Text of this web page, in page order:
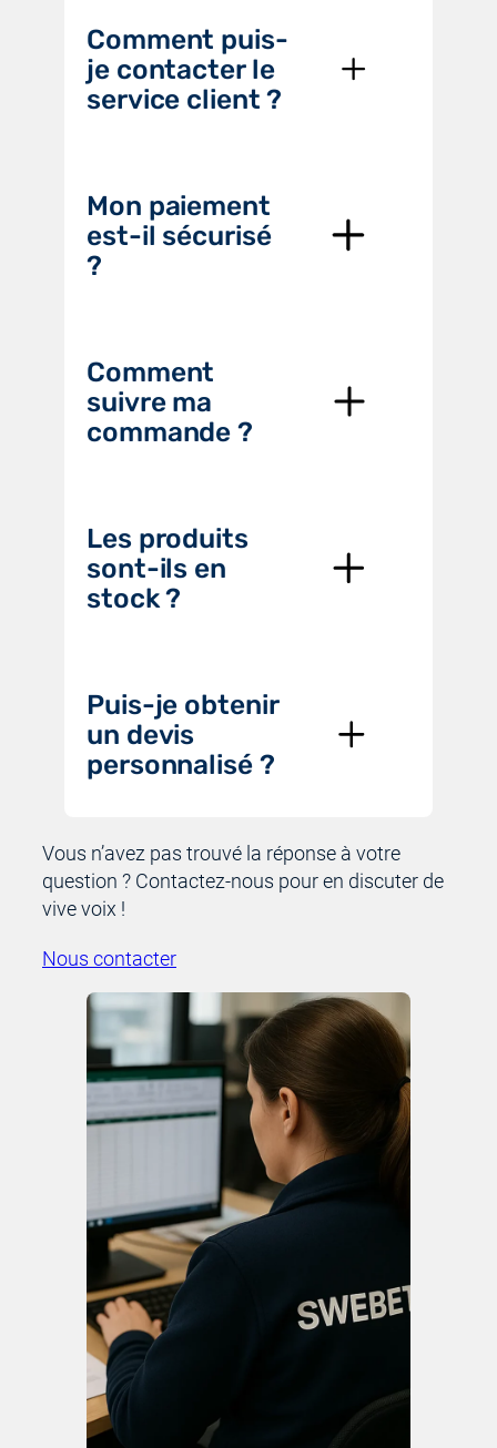
Comment puis-
je contacter le
service client ?
Mon paiement
est-il sécurisé
?
Comment
suivre ma
commande ?
Les produits
sont-ils en
stock ?
Puis-je obtenir
un devis
personnalisé ?
Vous n’avez pas trouvé la réponse à votre
question ? Contactez-nous pour en discuter de
vive voix !
Nous contacter